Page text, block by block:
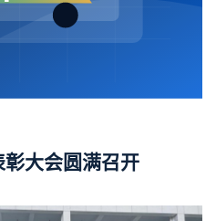
大会圆满召开